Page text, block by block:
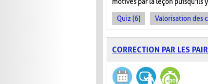
motivés par la leçon puisqu'ils
Quiz (6) Valorisation des
CORRECTION PAR LES